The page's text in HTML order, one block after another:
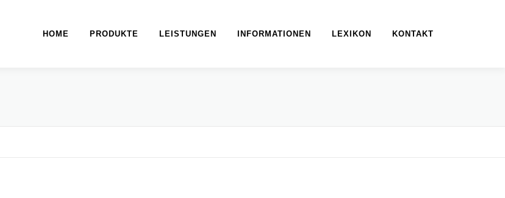
HOME PRODUKTE LEISTUNGEN INFORMATIONEN LEXIKON KONTAKT